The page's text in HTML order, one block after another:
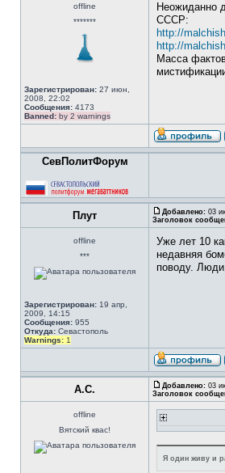
offline
*******
Зарегистрирован: 27 июн,
2008, 22:02
Сообщения: 4173
Banned: by 2 warnings
Неожиданно
СССР:
http://
http://
Масса
СевПолитФорум
Плут Добавлено: 03
Заголовок
offline
***
Зарегистрирован: 19 апр,
2009, 14:15
Сообщения: 955
Откуда: Севастополь
Warnings: 1
Уже лет 10
недавняя
поводу.
А.С. Добавлено: 03
Заголовок
offline
Вятский квас!
Я один живу и